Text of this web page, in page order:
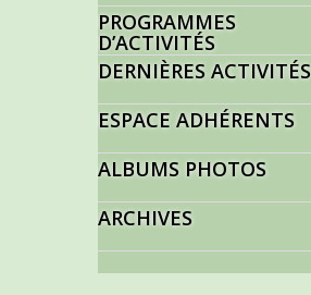
PROGRAMMES
D’ACTIVITÉS
DERNIÈRES ACTIVITÉS
ESPACE ADHÉRENTS
ALBUMS PHOTOS
ARCHIVES